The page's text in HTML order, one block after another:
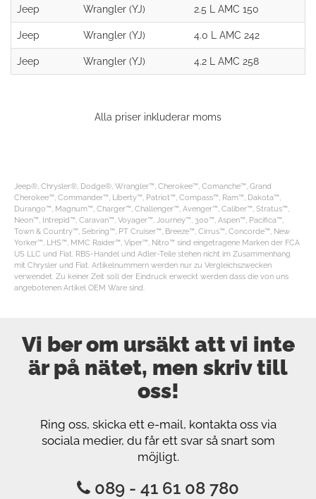
Jeep Wrangler (YJ) 2.5 L AMC 150
Jeep Wrangler (YJ) 4.0 L AMC 242
Jeep Wrangler (YJ) 4.2 L AMC 258
Alla priser inkluderar moms
Jeep®, Chrysler®, Dodge®, Wrangler™, Cherokee™, Comanche™, Grand
Cherokee™, Commander™, Liberty™, Patriot™, Compass™, Ram™, Dakota™,
Durango™, Magnum™, Charger™, Challenger™, Avenger™, Caliber™, Stratus™,
Neon™, Intrepid™, Caravan™, Voyager™, Journey™, 300™, Aspen™, Pacifica™,
Town & Country™, Sebring™, PT Cruiser™, Breeze™, Cirrus™, Concorde™, New
Yorker™, LHS™, MMC Raider™, Viper™, Nitro™ sind eingetragene Marken der FCA
US LLC und Fiat. RBS-Handel und Adler-Teile stehen nicht im Zusammenhang
mit Chrysler und Fiat. Artikelnummern werden nur zu Vergleichszwecken
verwendet. Zu keiner Zeit soll der Eindruck erweckt werden dass die von uns
angebotenen Artikel OEM Ware sind.
Vi ber om ursäkt att vi inte
är på nätet, men skriv till
oss!
Ring oss, skicka ett e-mail, kontakta oss via
sociala medier, du får ett svar så snart som
möjligt.
089 - 41 61 08 780